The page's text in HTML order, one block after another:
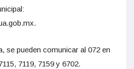
se pueden comunicar al 072 en
7119, 7159 y 6702.